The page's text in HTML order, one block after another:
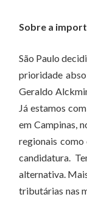
Sobre a
São Paulo
prioridade
Geraldo
Já estamos
em Campinas,
regionais
candidatura.
alternativa.
tributárias nas